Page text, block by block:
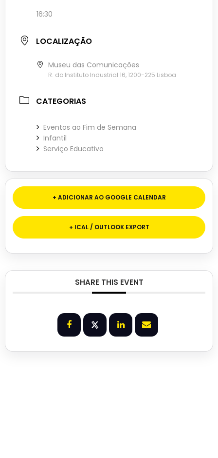
16:30
LOCALIZAÇÃO
Museu das Comunicações
R. do Instituto Industrial 16, 1200-225 Lisboa
CATEGORIAS
Eventos ao Fim de Semana
Infantil
Serviço Educativo
+ ADICIONAR AO GOOGLE CALENDAR
+ ICAL / OUTLOOK EXPORT
SHARE THIS EVENT